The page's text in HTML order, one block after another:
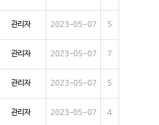
관리자 2023-05-07 5
관리자 2023-05-07 7
관리자 2023-05-07 5
관리자 2023-05-07 4